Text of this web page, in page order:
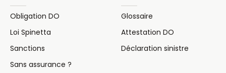
Obligation DO
Loi Spinetta
Sanctions
Sans assurance ?
Glossaire
Attestation DO
Déclaration sinistre